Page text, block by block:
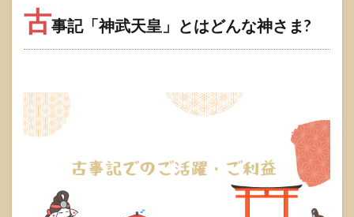
主な特徴
飾る
1.2.2.1
古事記「神武天皇」とはどんな神さま?